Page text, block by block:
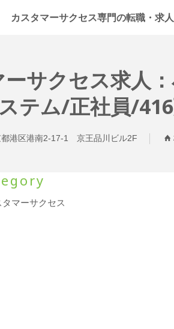
CSJOB
カスタマーサクセス専門の転職・求人
ーサクセス求
ステム/正社員/
都港区港南2-17-1 京王品川ビル2F
タマーサクセス